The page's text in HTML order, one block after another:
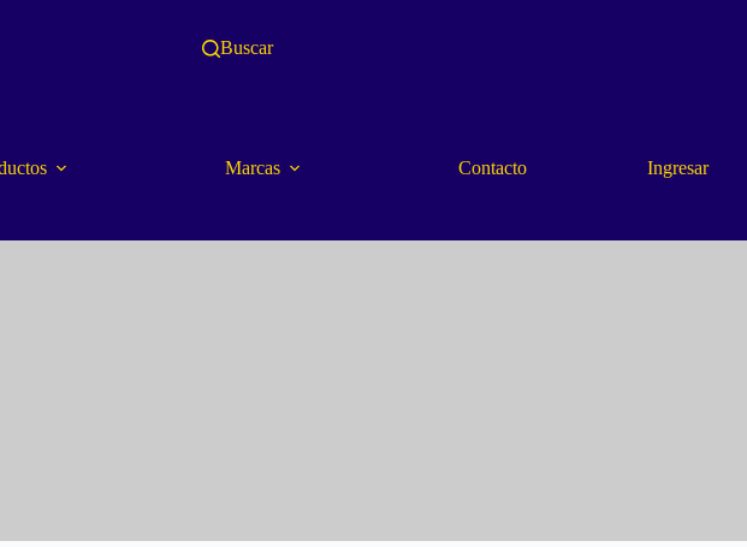
Buscar
Marcas Contacto Ingresar